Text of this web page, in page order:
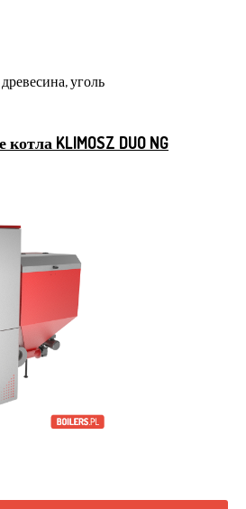
уголь
KLIMOSZ DUO NG